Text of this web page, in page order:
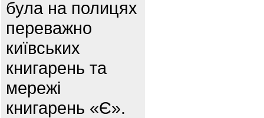
була на полицях
переважно
київських
книгарень та
мережі
книгарень «Є».